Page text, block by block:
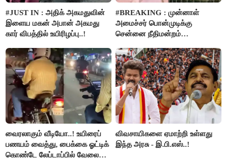
#JUST IN : அதிக் அகமதுவின்
இளைய மகன் அபான் அகமது
கார் விபத்தில் உயிரிழப்பு..!
#BREAKING : முன்னாள்
அமைச்சர் பொன்முடிக்கு
சென்னை நீதிமன்றம்
வைரலாகும் வீடியோ..! உயிரைப்
பணயம் வைத்து, பைக்கை ஓட்டிக்
கொண்டே லேப்டாப்பில் வேலை
விவசாயிகளை ஏமாற்றி உள்ளது
இந்த அரசு - இ.பி.எஸ்..!